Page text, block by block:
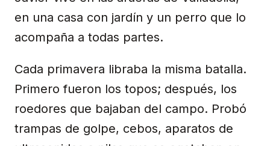
en una casa con jardín y un perro que lo
acompaña a todas partes.
Cada primavera libraba la misma batalla.
Primero fueron los topos; después, los
roedores que bajaban del campo. Probó
trampas de golpe, cebos, aparatos de